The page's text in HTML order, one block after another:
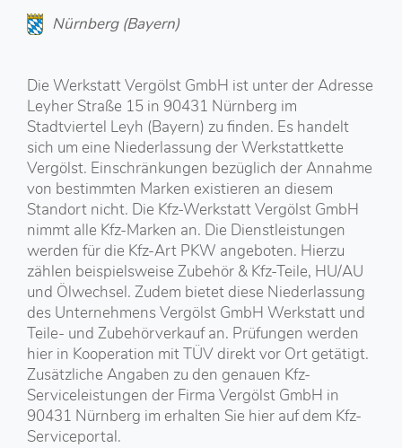
Nürnberg (Bayern)
Die Werkstatt Vergölst GmbH ist unter der Adresse
Leyher Straße 15 in 90431 Nürnberg im
Stadtviertel Leyh (Bayern) zu finden. Es handelt
sich um eine Niederlassung der Werkstattkette
Vergölst. Einschränkungen bezüglich der Annahme
von bestimmten Marken existieren an diesem
Standort nicht. Die Kfz-Werkstatt Vergölst GmbH
nimmt alle Kfz-Marken an. Die Dienstleistungen
werden für die Kfz-Art PKW angeboten. Hierzu
zählen beispielsweise Zubehör & Kfz-Teile, HU/AU
und Ölwechsel. Zudem bietet diese Niederlassung
des Unternehmens Vergölst GmbH Werkstatt und
Teile- und Zubehörverkauf an. Prüfungen werden
hier in Kooperation mit TÜV direkt vor Ort getätigt.
Zusätzliche Angaben zu den genauen Kfz-
Serviceleistungen der Firma Vergölst GmbH in
90431 Nürnberg im erhalten Sie hier auf dem Kfz-
Serviceportal.